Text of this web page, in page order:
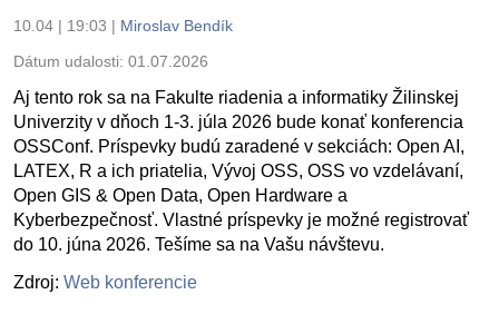
10.04 | 19:03 | Miroslav Bendík
Dátum udalosti: 01.07.2026
Aj tento rok sa na Fakulte riadenia a informatiky Žilinskej
Univerzity v dňoch 1-3. júla 2026 bude konať konferencia
OSSConf. Príspevky budú zaradené v sekciách: Open AI,
LATEX, R a ich priatelia, Vývoj OSS, OSS vo vzdelávaní,
Open GIS & Open Data, Open Hardware a
Kyberbezpečnosť. Vlastné príspevky je možné registrovať
do 10. júna 2026. Tešíme sa na Vašu návštevu.
Zdroj: Web konferencie